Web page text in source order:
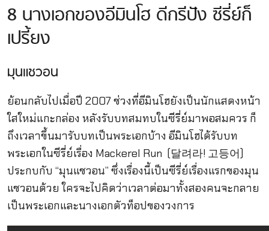
8 นางเอกของอีมินโฮ ดีกรีปัง ซีรี่ย์ก็
เปรี้ยง
มุนแชวอน
ย้อนกลับไปเมื่อปี 2007 ช่วงที่อีมินโฮยังเป็นนักแสดงหน้า
ใสใหม่แกะกล่อง หลังรับบทสมทบในซีรี่ย์มาพอสมควร ก็
ถึงเวลาขึ้นมารับบทเป็นพระเอกบ้าง อีมินโฮได้รับบท
พระเอกในซีรี่ย์เรื่อง Mackerel Run (달려라! 고등어)
ประกบกับ “มุนแชวอน” ซึ่งเรื่องนี้เป็นซีรี่ย์เรื่องแรกของมุน
แชวอนด้วย ใครจะไปคิดว่าเวลาต่อมาทั้งสองคนจะกลาย
เป็นพระเอกและนางเอกตัวท็อปของวงการ